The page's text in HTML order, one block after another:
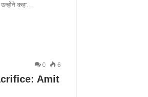
कहा…
0 6
Amit